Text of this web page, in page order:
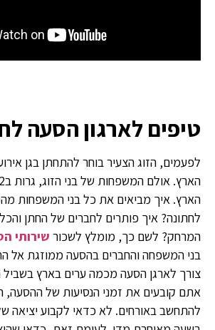
טיפים לארגון הסעה
לפעמים, הזוג הצעיר בוחר להתחתן בגן
הארץ. איך מביאים את כל בני המשפחות
לחתונה? איך פותרים לחברים של החתן
המרחק? לשם כך, מומלץ לשכור שירותי
בני המשפחה והחברים בהסעה ממוזגת אל
צורך לארגן הסעה מכמה ערים בארץ
אתם קובעים את זמני הנסיעות של ההסעה,
להתחשב באורחים. לא כדאי לקבוע יציאה